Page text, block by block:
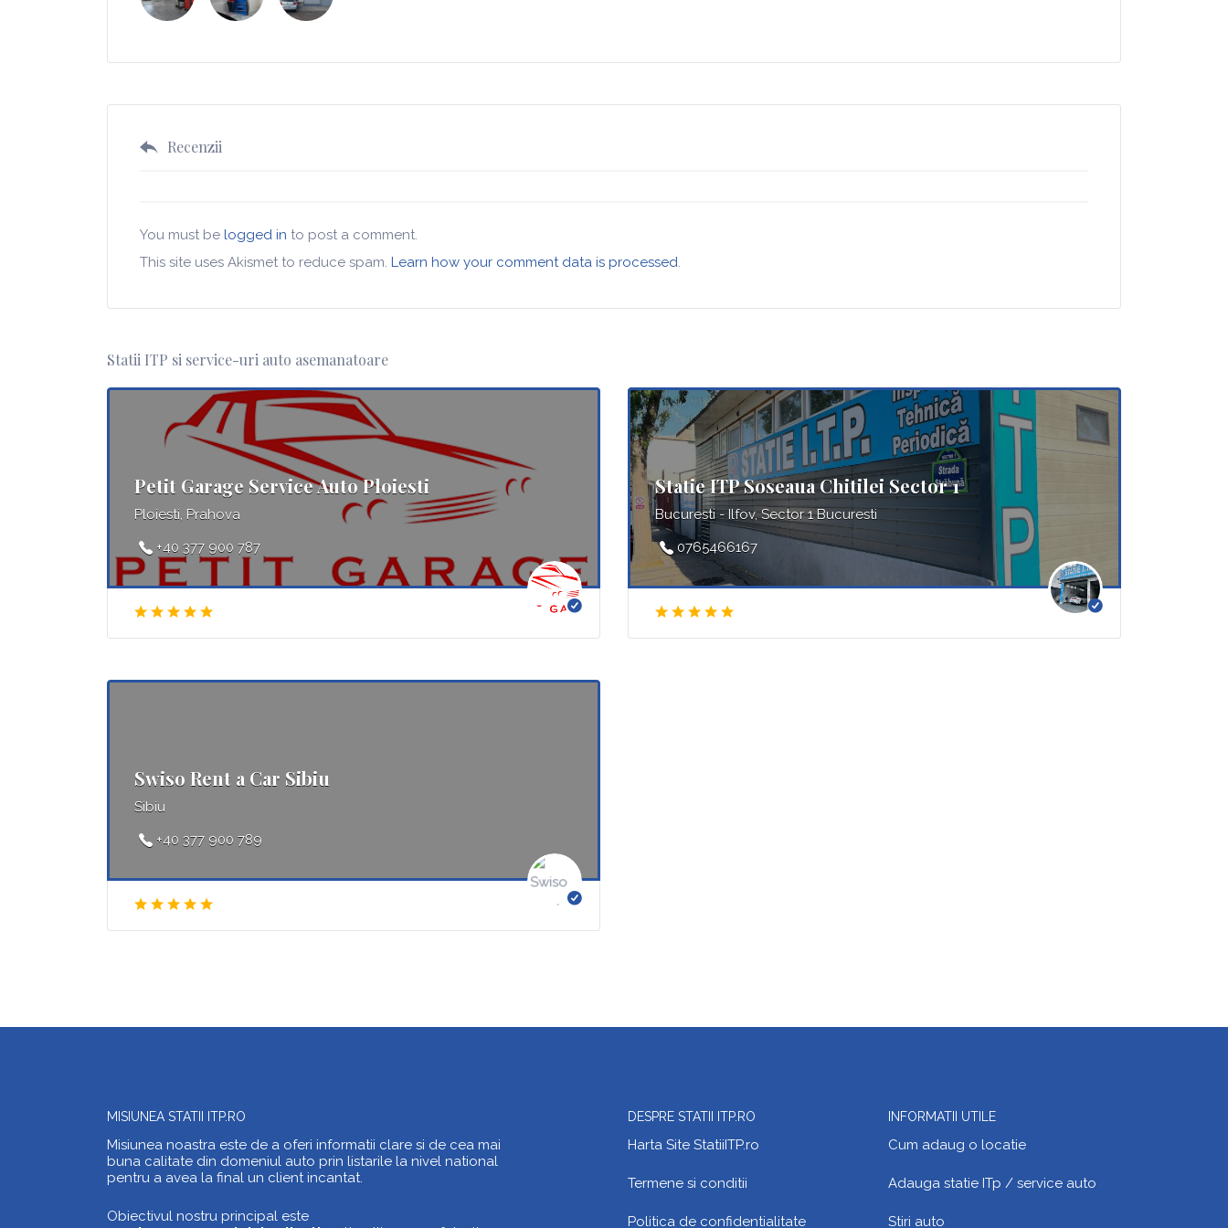
Recenzii
You must be logged in to post a comment.
This site uses Akismet to reduce spam. Learn how your comment data is processed.
Statii ITP si service-uri auto asemanatoare
Petit Garage Service Auto Ploiesti
Ploiesti, Prahova
+40 377 900 787
Statie ITP Soseaua Chitilei Sector 1
Bucuresti - Ilfov, Sector 1 Bucuresti
0765466167
Swiso Rent a Car Sibiu
Sibiu
+40 377 900 789
MISIUNEA STATII ITP.RO
Misiunea noastra este de a oferi informatii clare si de cea mai
buna calitate din domeniul auto prin listarile la nivel national
pentru a avea la final un client incantat.
Obiectivul nostru principal este
DESPRE STATII ITP.RO
Harta Site StatiiITP.ro
Termene si conditii
Politica de confidentialitate
INFORMATII UTILE
Cum adaug o locatie
Adauga statie ITp / service auto
Stiri auto